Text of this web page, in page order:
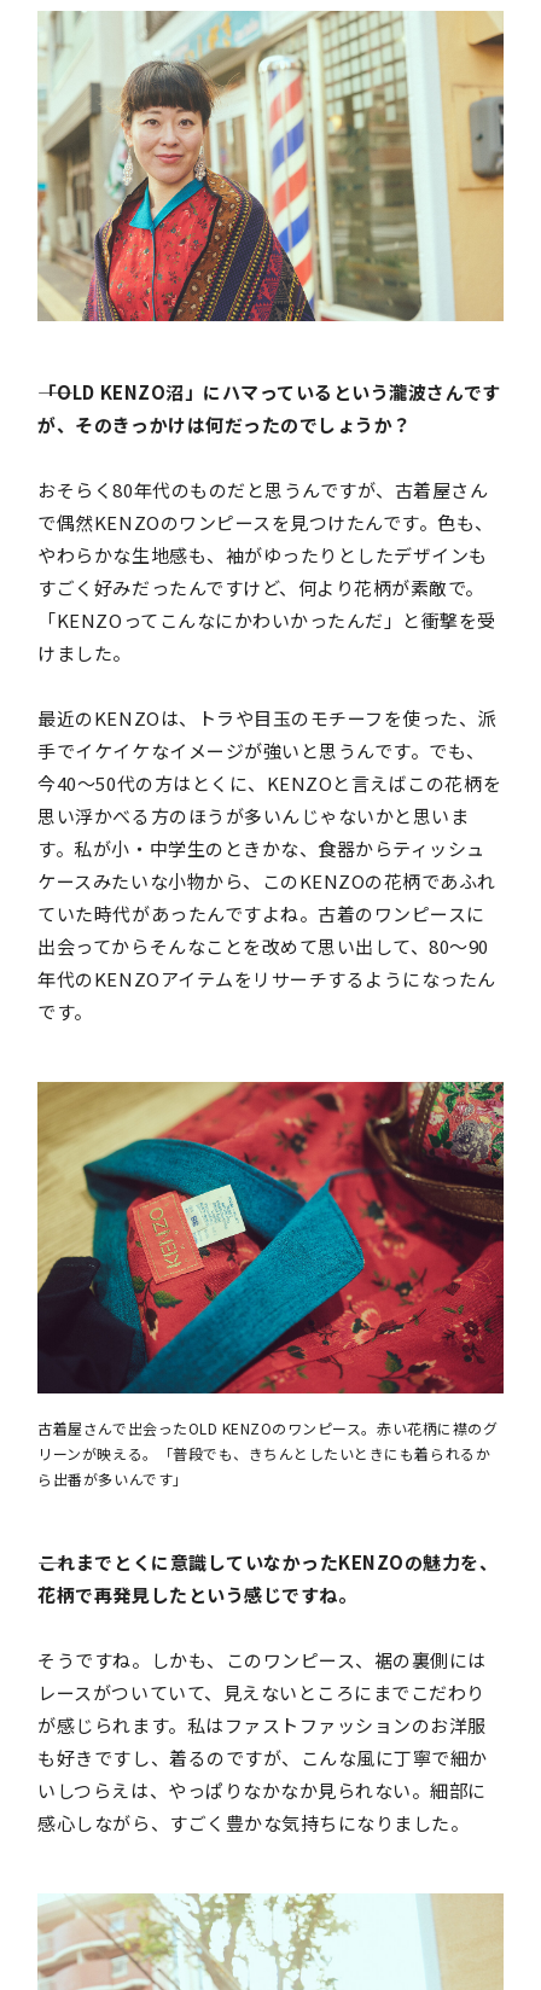
――「OLD KENZO沼」にハマっているという瀧波さんです
が、そのきっかけは何だったのでしょうか？
おそらく80年代のものだと思うんですが、古着屋さん
で偶然KENZOのワンピースを見つけたんです。色も、
やわらかな生地感も、袖がゆったりとしたデザインも
すごく好みだったんですけど、何より花柄が素敵で。
「KENZOってこんなにかわいかったんだ」と衝撃を受
けました。
最近のKENZOは、トラや目玉のモチーフを使った、派
手でイケイケなイメージが強いと思うんです。でも、
今40〜50代の方はとくに、KENZOと言えばこの花柄を
思い浮かべる方のほうが多いんじゃないかと思いま
す。私が小・中学生のときかな、食器からティッシュ
ケースみたいな小物から、このKENZOの花柄であふれ
ていた時代があったんですよね。古着のワンピースに
出会ってからそんなことを改めて思い出して、80〜90
年代のKENZOアイテムをリサーチするようになったん
です。
古着屋さんで出会ったOLD KENZOのワンピース。赤い花柄に襟のグ
リーンが映える。「普段でも、きちんとしたいときにも着られるか
ら出番が多いんです」
――これまでとくに意識していなかったKENZOの魅力を、
花柄で再発見したという感じですね。
そうですね。しかも、このワンピース、裾の裏側には
レースがついていて、見えないところにまでこだわり
が感じられます。私はファストファッションのお洋服
も好きですし、着るのですが、こんな風に丁寧で細か
いしつらえは、やっぱりなかなか見られない。細部に
感心しながら、すごく豊かな気持ちになりました。